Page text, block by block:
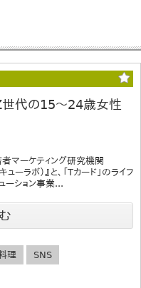
世代の15～24歳女性
マーケティング研究機関
ラボ）』と、「Tカード」のライフ
ーション事業...
理 SNS